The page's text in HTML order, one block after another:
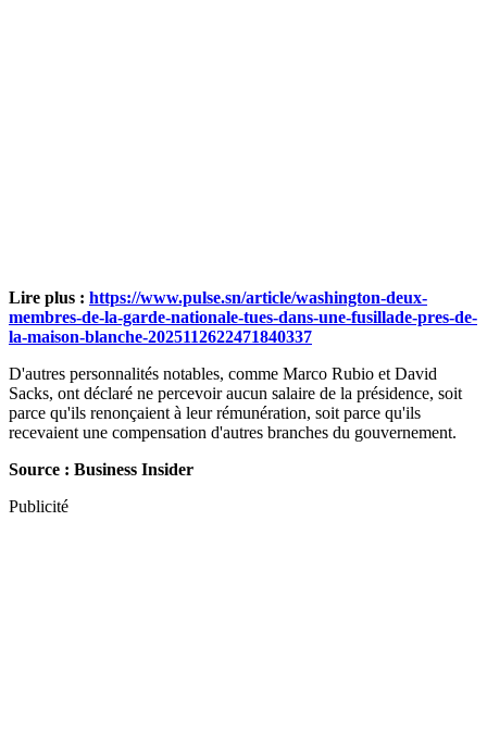
Lire plus : https://www.pulse.sn/article/washington-deux-
membres-de-la-garde-nationale-tues-dans-une-fusillade-pres-de-
la-maison-blanche-2025112622471840337
D'autres personnalités notables, comme Marco Rubio et David
Sacks, ont déclaré ne percevoir aucun salaire de la présidence, soit
parce qu'ils renonçaient à leur rémunération, soit parce qu'ils
recevaient une compensation d'autres branches du gouvernement.
Source : Business Insider
Publicité